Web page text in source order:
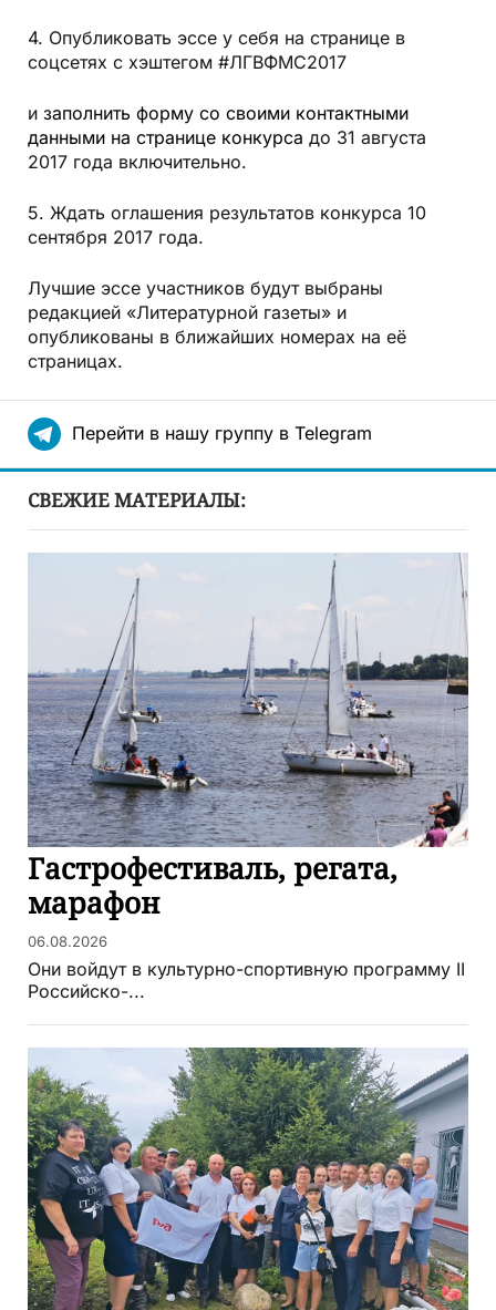
4. Опубликовать эссе у себя на странице в
соцсетях с хэштегом #ЛГВФМС2017
и заполнить форму со своими контактными
данными на странице конкурса до 31 августа
2017 года включительно.
5. Ждать оглашения результатов конкурса 10
сентября 2017 года.
Лучшие эссе участников будут выбраны
редакцией «Литературной газеты» и
опубликованы в ближайших номерах на её
страницах.
Перейти в нашу группу в Telegram
СВЕЖИЕ МАТЕРИАЛЫ:
Гастрофестиваль, регата,
марафон
06.08.2026
Они войдут в культурно-спортивную программу II
Российско-...